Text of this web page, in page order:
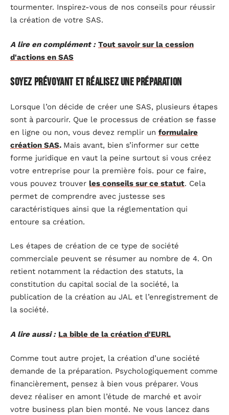
tourmenter. Inspirez-vous de nos conseils pour réussir
la création de votre SAS.
A lire en complément : Tout savoir sur la cession
d'actions en SAS
Soyez prévoyant et réalisez une préparation
Lorsque l’on décide de créer une SAS, plusieurs étapes
sont à parcourir. Que le processus de création se fasse
en ligne ou non, vous devez remplir un formulaire
création SAS. Mais avant, bien s’informer sur cette
forme juridique en vaut la peine surtout si vous créez
votre entreprise pour la première fois. pour ce faire,
vous pouvez trouver les conseils sur ce statut. Cela
permet de comprendre avec justesse ses
caractéristiques ainsi que la réglementation qui
entoure sa création.
Les étapes de création de ce type de société
commerciale peuvent se résumer au nombre de 4. On
retient notamment la rédaction des statuts, la
constitution du capital social de la société, la
publication de la création au JAL et l’enregistrement de
la société.
A lire aussi : La bible de la création d'EURL
Comme tout autre projet, la création d’une société
demande de la préparation. Psychologiquement comme
financièrement, pensez à bien vous préparer. Vous
devez réaliser en amont l’étude de marché et avoir
votre business plan bien monté. Ne vous lancez dans